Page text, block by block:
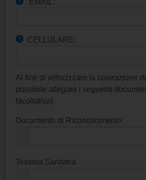
EMAIL:
CELLULARE:
Al fine di velocizzare la lavorazione
possibile allegare i seguenti
facoltativa)
Documento di Riconoscimento
Tessera Sanitaria